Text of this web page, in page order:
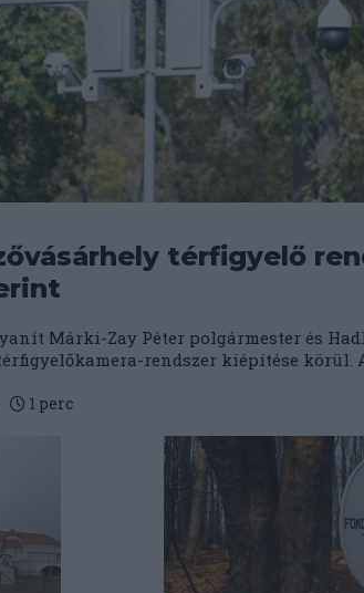
térfigyelő
Márki-Zay Péter polgármester és
rendszer kiépítése körül. A
1 perc